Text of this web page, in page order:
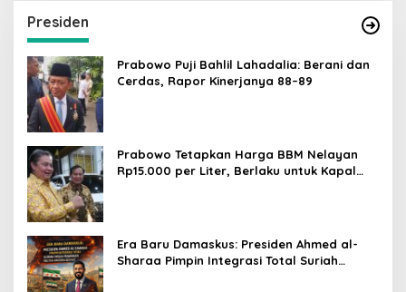
Presiden
Prabowo Puji Bahlil Lahadalia: Berani dan
Cerdas, Rapor Kinerjanya 88–89
Prabowo Tetapkan Harga BBM Nelayan
Rp15.000 per Liter, Berlaku untuk Kapal
Era Baru Damaskus: Presiden Ahmed al-
Sharaa Pimpin Integrasi Total Suriah